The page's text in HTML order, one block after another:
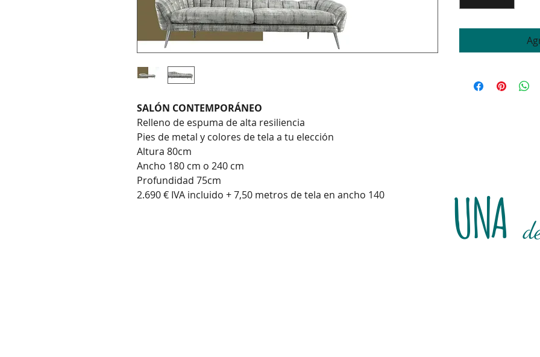
SALÓN CONTEMPORÁNEO
Relleno de espuma de alta resiliencia
Pies de metal y colores de tela a tu elección
Altura 80cm
Ancho 180 cm o 240 cm
Profundidad 75cm
2.690 € IVA incluido + 7,50 metros de tela en ancho 140
UNA